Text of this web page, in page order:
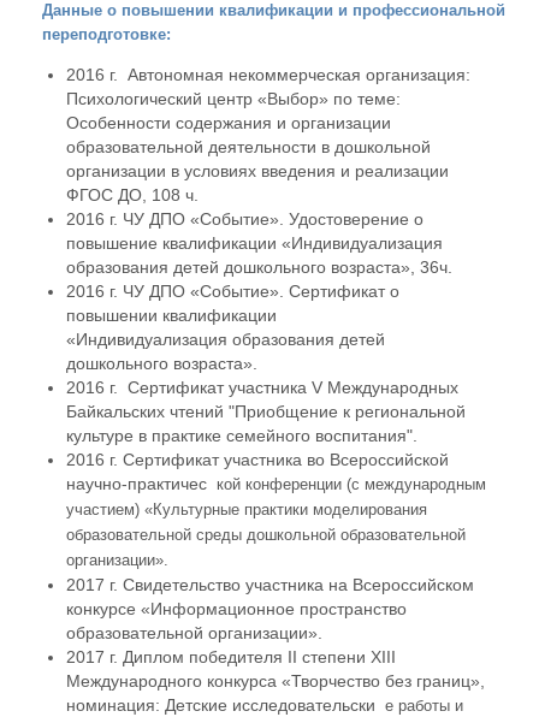
Данные о повышении квалификации и профессиональной
переподготовке:
2016 г. Автономная некоммерческая организация:
Психологический центр «Выбор» по теме:
Особенности содержания и организации
образовательной деятельности в дошкольной
организации в условиях введения и реализации
ФГОС ДО, 108 ч.
2016 г. ЧУ ДПО «Событие». Удостоверение о
повышение квалификации «Индивидуализация
образования детей дошкольного возраста», 36ч.
2016 г. ЧУ ДПО «Событие». Сертификат о
повышении квалификации
«Индивидуализация образования детей
дошкольного возраста».
2016 г. Сертификат участника V Международных
Байкальских чтений "Приобщение к региональной
культуре в практике семейного воспитания".
2016 г. Сертификат участника во Всероссийской
научно-практичес кой конференции (с международным
участием) «Культурные практики моделирования
образовательной среды дошкольной образовательной
организации».
2017 г. Свидетельство участника на Всероссийском
конкурсе «Информационное пространство
образовательной организации».
2017 г. Диплом победителя II степени XIII
Международного конкурса «Творчество без границ»,
номинация: Детские исследовательски е работы и